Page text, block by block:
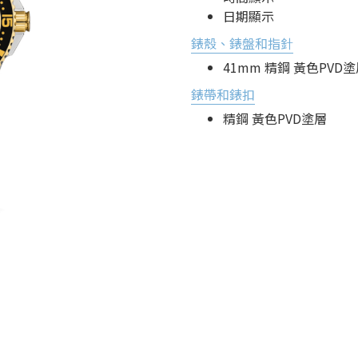
日期顯示
錶殼、錶盤和指針
41mm 精鋼 黃色PVD
錶帶和錶扣
精鋼 黃色PVD塗層